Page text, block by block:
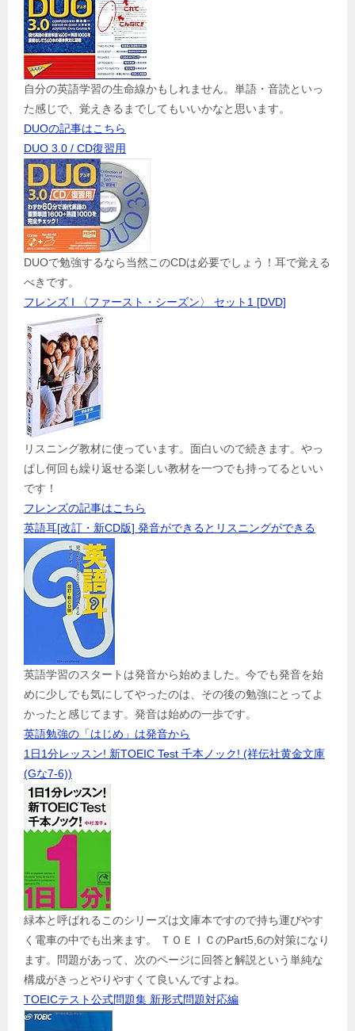
自分の英語学習の生命線かもしれません。単語・音読といっ
た感じで、覚えきるまでしてもいいかなと思います。
DUOの記事はこちら
DUO 3.0 / CD復習用
DUOで勉強するなら当然このCDは必要でしょう！耳で覚える
べきです。
フレンズ I 〈ファースト・シーズン〉 セット1 [DVD]
リスニング教材に使っています。面白いので続きます。やっ
ぱし何回も繰り返せる楽しい教材を一つでも持ってるといい
です！
フレンズの記事はこちら
英語耳[改訂・新CD版] 発音ができるとリスニングができる
英語学習のスタートは発音から始めました。今でも発音を始
めに少しでも気にしてやったのは、その後の勉強にとってよ
かったと感じてます。発音は始めの一歩です。
英語勉強の「はじめ」は発音から
1日1分レッスン! 新TOEIC Test 千本ノック! (祥伝社黄金文庫
(Gな7-6))
緑本と呼ばれるこのシリーズは文庫本ですので持ち運びやす
く電車の中でも出来ます。 ＴＯＥＩＣのPart5,6の対策になり
ます。問題があって、次のページに回答と解説という単純な
構成がきっとやりやすくて良いんですよね。
TOEICテスト公式問題集 新形式問題対応編